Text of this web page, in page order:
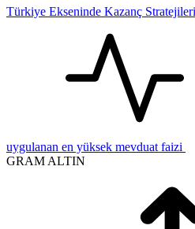
Türkiye Ekseninde Kazanç Stratejileri
uygulanan en yüksek mevduat faizi
GRAM ALTIN